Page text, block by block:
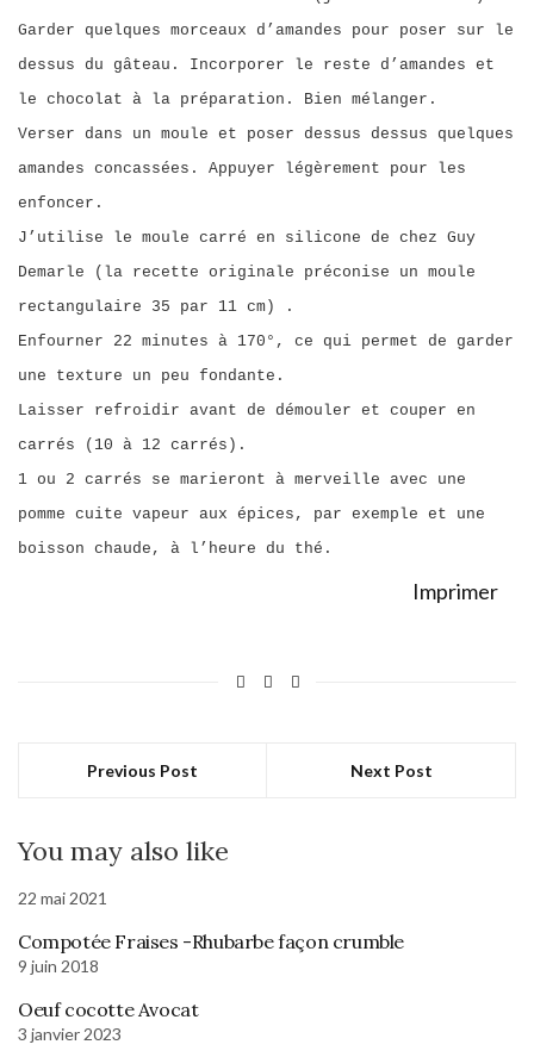
Garder quelques morceaux d’amandes pour poser sur le
dessus du gâteau. Incorporer le reste d’amandes et
le chocolat à la préparation. Bien mélanger.
Verser dans un moule et poser dessus dessus quelques
amandes concassées. Appuyer légèrement pour les
enfoncer.
J’utilise le moule carré en silicone de chez Guy
Demarle (la recette originale préconise un moule
rectangulaire 35 par 11 cm) .
Enfourner 22 minutes à 170°, ce qui permet de garder
une texture un peu fondante.
Laisser refroidir avant de démouler et couper en
carrés (10 à 12 carrés).
1 ou 2 carrés se marieront à merveille avec une
pomme cuite vapeur aux épices, par exemple et une
boisson chaude, à l’heure du thé.
Imprimer
Previous Post Next Post
You may also like
22 mai 2021
Compotée Fraises -Rhubarbe façon crumble
9 juin 2018
Oeuf cocotte Avocat
3 janvier 2023